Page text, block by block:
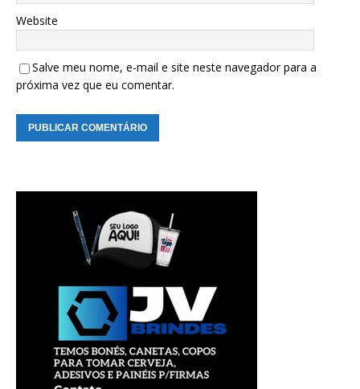
Website
Salve meu nome, e-mail e site neste navegador para a
próxima vez que eu comentar.